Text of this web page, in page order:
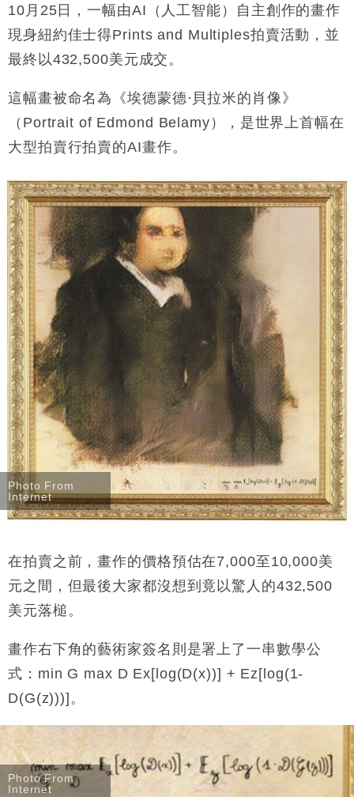
損失近6900萬元
16:05
財經｜日經失守6.5萬點後回穩 全周仍升近2%
13:44
財經｜內地7月美元計價出口增近24%勝預期 貿易順
12:44
財經｜日本春季三度入市撐日圓 4月單日斥6.28萬億
日圓干預創新高
11:12
國際｜特朗普料美伊戰事快結束 承認部分彈藥庫存緊
張
15:59
財經｜SA售股自救後再出手 斥4億美元押注未上市公
司
10 月 25 日，一幅由AI （人工智能）自主創作的畫作
現身紐約佳士得Prints and Multiples拍賣活動，並
最終以432,500美元成交。
這幅畫被命名為《埃德蒙德· 貝拉米的肖像》
（ Portrait of Edmond Belamy ），是世界上首幅在
大型拍賣行拍賣的AI畫作。
Photo From
Internet
在拍賣之前，畫作的價格預估在7,000至10,000美
元之間，但最後大家都沒想到竟以驚人的432,500
美元落槌。
畫作右下角的藝術家簽名則是署上了一串數學公
式： min G max D Ex[log(D(x))] + Ez[log(1-
D(G(z)))] 。
Photo From
Internet